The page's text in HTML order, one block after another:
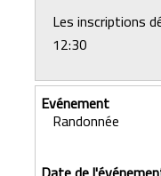
Les inscriptions
12:30
Randonnée